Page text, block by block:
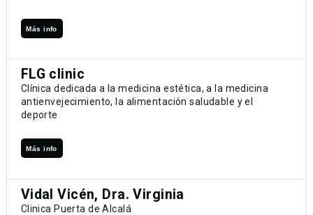
Más info
FLG clinic
Clínica dedicada a la medicina estética, a la medicina
antienvejecimiento, la alimentación saludable y el
deporte
Más info
Vidal Vicén, Dra. Virginia
Clinica Puerta de Alcalá